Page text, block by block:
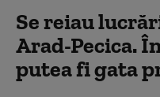
Se reiau
Arad-Pecica.
putea fi gata